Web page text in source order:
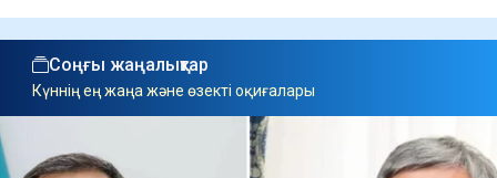
Соңғы жаңалықтар
Күннің ең жаңа және өзекті оқиғалары